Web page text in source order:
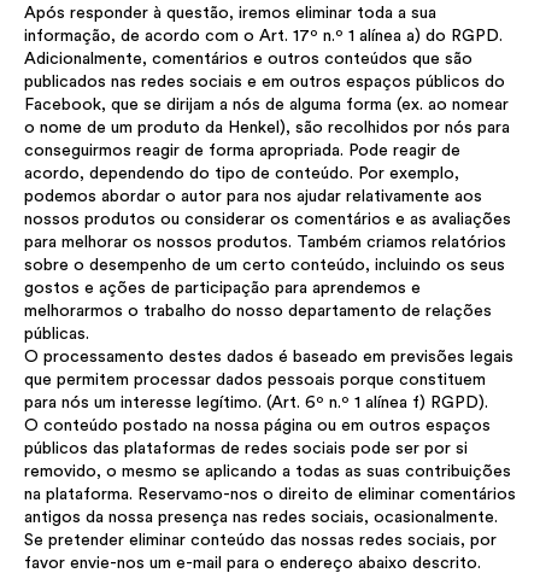
Após responder à questão, iremos eliminar toda a sua
informação, de acordo com o Art. 17º n.º 1 alínea a) do RGPD.
Adicionalmente, comentários e outros conteúdos que são
publicados nas redes sociais e em outros espaços públicos do
Facebook, que se dirijam a nós de alguma forma (ex. ao nomear
o nome de um produto da Henkel), são recolhidos por nós para
conseguirmos reagir de forma apropriada. Pode reagir de
acordo, dependendo do tipo de conteúdo. Por exemplo,
podemos abordar o autor para nos ajudar relativamente aos
nossos produtos ou considerar os comentários e as avaliações
para melhorar os nossos produtos. Também criamos relatórios
sobre o desempenho de um certo conteúdo, incluindo os seus
gostos e ações de participação para aprendemos e
melhorarmos o trabalho do nosso departamento de relações
públicas.
O processamento destes dados é baseado em previsões legais
que permitem processar dados pessoais porque constituem
para nós um interesse legítimo. (Art. 6º n.º 1 alínea f) RGPD).
O conteúdo postado na nossa página ou em outros espaços
públicos das plataformas de redes sociais pode ser por si
removido, o mesmo se aplicando a todas as suas contribuições
na plataforma. Reservamo-nos o direito de eliminar comentários
antigos da nossa presença nas redes sociais, ocasionalmente.
Se pretender eliminar conteúdo das nossas redes sociais, por
favor envie-nos um e-mail para o endereço abaixo descrito.